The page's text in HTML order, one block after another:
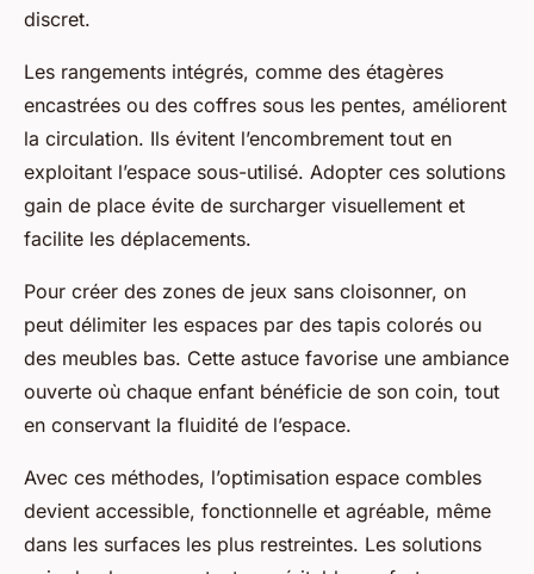
discret.
Les rangements intégrés, comme des étagères
encastrées ou des coffres sous les pentes, améliorent
la circulation. Ils évitent l’encombrement tout en
exploitant l’espace sous-utilisé. Adopter ces solutions
gain de place évite de surcharger visuellement et
facilite les déplacements.
Pour créer des zones de jeux sans cloisonner, on
peut délimiter les espaces par des tapis colorés ou
des meubles bas. Cette astuce favorise une ambiance
ouverte où chaque enfant bénéficie de son coin, tout
en conservant la fluidité de l’espace.
Avec ces méthodes, l’optimisation espace combles
devient accessible, fonctionnelle et agréable, même
dans les surfaces les plus restreintes. Les solutions